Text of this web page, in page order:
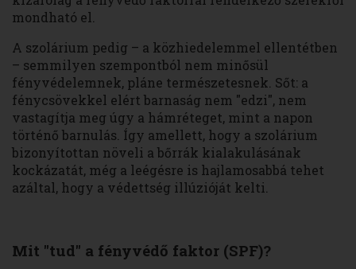
mondható el.
A szolárium pedig – a közhiedelemmel ellentétben
– semmilyen szempontból nem minősül
fényvédelemnek, pláne természetesnek. Sőt: a
fénycsövekkel elért barnaság nem "edzi", nem
vastagítja meg úgy a hámréteget, mint a napon
történő barnulás. Így amellett, hogy a szolárium
bizonyítottan növeli a bőrrák kialakulásának
kockázatát, még a leégésre is hajlamosabbá tehet
azáltal, hogy a védettség illúzióját kelti.
Mit "tud" a fényvédő faktor (SPF)?